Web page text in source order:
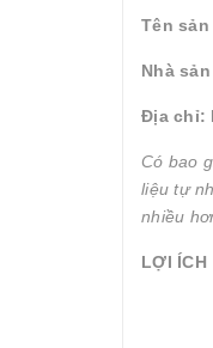
Tên
Nhà
Địa chỉ:
Có bao
liệu tự
nhiều
LỢI ÍCH